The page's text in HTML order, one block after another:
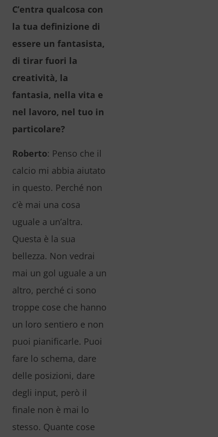
C’entra qualcosa con
la tua definizione di
essere un fantasista,
di tirar fuori la
creatività, la
fantasia, nella vita e
nel lavoro, nel tuo in
particolare?
Roberto: Penso che il
calcio mi abbia aiutato
in questo. Perché non
c’è mai una cosa
uguale a un’altra.
Questa è la sua
bellezza. Non vedrai
mai un gol uguale a un
altro, perché ci sono
troppe cose che hanno
un loro sentiero e non
puoi pianificarle. Puoi
fare lo schema, dare
delle posizioni, dare
degli input, però il
finale non è mai lo
stesso. Quante cose